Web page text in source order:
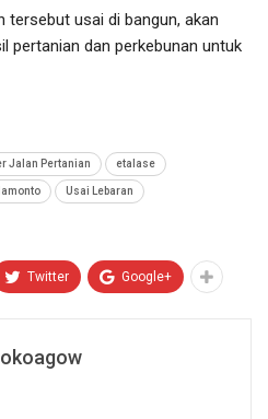
tersebut usai di bangun, akan
pertanian dan perkebunan untuk
Jalan Pertanian etalase
Usai Lebaran
Twitter Google+